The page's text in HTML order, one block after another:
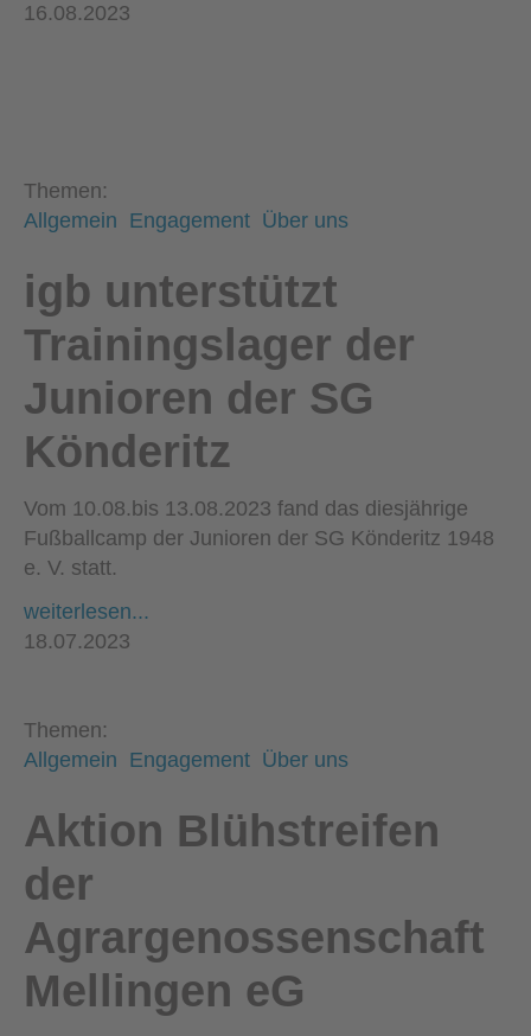
16.08.2023
Themen:
Allgemein Engagement Über uns
igb unterstützt
Trainingslager der
Junioren der SG
Könderitz
Vom 10.08.bis 13.08.2023 fand das diesjährige
Fußballcamp der Junioren der SG Könderitz 1948
e. V. statt.
weiterlesen...
18.07.2023
Themen:
Allgemein Engagement Über uns
Aktion Blühstreifen
der
Agrargenossenschaft
Mellingen eG